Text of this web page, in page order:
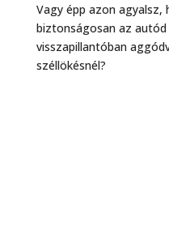
Vagy épp azon agyalsz,
biztonságosan az
visszapillantóban
széllökésnél?